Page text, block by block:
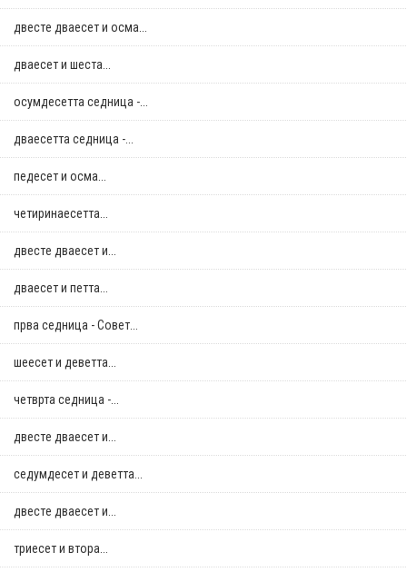
двестe дваесет и осма...
дваесет и шеста...
осумдесетта седница -...
дваесетта седница -...
педесет и осма...
четиринаесетта...
двестe дваесет и...
дваесет и петта...
прва седница - Совет...
шеесет и деветта...
четврта седница -...
двестe дваесет и...
седумдесет и деветта...
двестe дваесет и...
триесет и втора...